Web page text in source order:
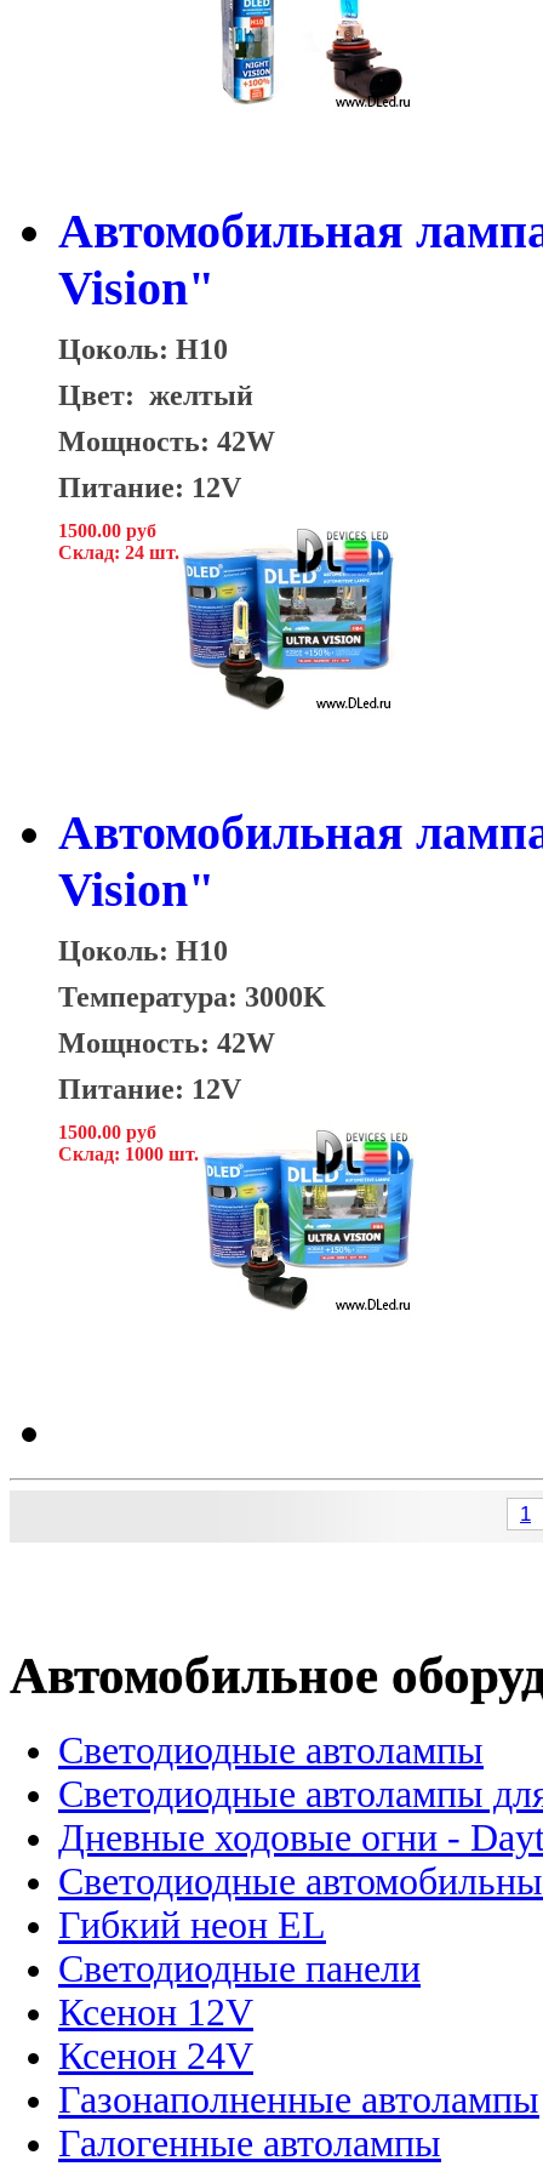
Автомобильная
Vision"
Цоколь: H10
Цвет: желтый
Мощность: 42W
Питание: 12V
1500.00 руб
Склад: 24 шт.
Автомобильная
Vision"
Цоколь: H10
Температура: 3000K
Мощность: 42W
Питание: 12V
1500.00 руб
Склад: 1000 шт.
1
Автомобильное
Светодиодные автолампы
Светодиодные автолампы
Дневные ходовые огни -
Светодиодные
Гибкий неон EL
Светодиодные панели
Ксенон 12V
Ксенон 24V
Газонаполненные автолампы
Галогенные автолампы